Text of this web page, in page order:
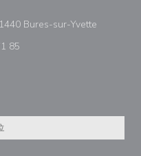
Bures-sur-Yvette
85